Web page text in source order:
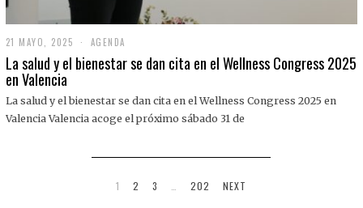
21 MAYO, 2025
1
M
O
,
AGENDA
La salud y el bienestar se dan cita en el Wellness Congress 2025
en Valencia
La salud y el bienestar se dan cita en el Wellness Congress 2025 en
Valencia Valencia acoge el próximo sábado 31 de
1 2 3 202 NEXT